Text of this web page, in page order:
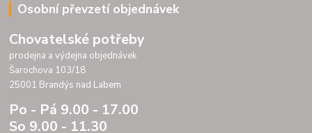
Osobní převzetí objednávek
Chovatelské potřeby
prodejna a výdejna objednávek
Šarochova 103/18
25001 Brandýs nad Labem
Po - Pá 9.00 - 17.00
So 9.00 - 11.30